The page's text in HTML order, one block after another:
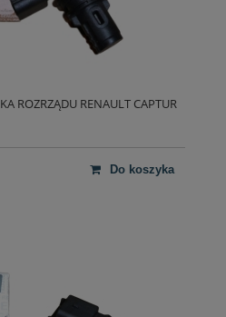
ROZRZĄDU RENAULT CAPTUR
do koszyka